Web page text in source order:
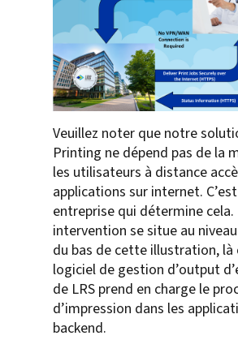
Veuillez noter que notre
Printing ne dépend pas de la
les utilisateurs à distance
applications sur internet.
entreprise qui détermine
intervention se situe au
du bas de cette illustration, là
logiciel de gestion d’output
de LRS prend en charge le
d’impression dans les
backend.